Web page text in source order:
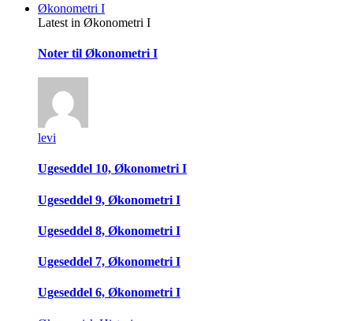
Økonometri I
Latest in Økonometri I
Noter til Økonometri I
levi
Ugeseddel 10, Økonometri I
Ugeseddel 9, Økonometri I
Ugeseddel 8, Økonometri I
Ugeseddel 7, Økonometri I
Ugeseddel 6, Økonometri I